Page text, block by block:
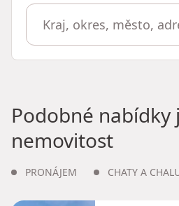
Podobné nabídky
nemovitost
PRONÁJEM CHATY A